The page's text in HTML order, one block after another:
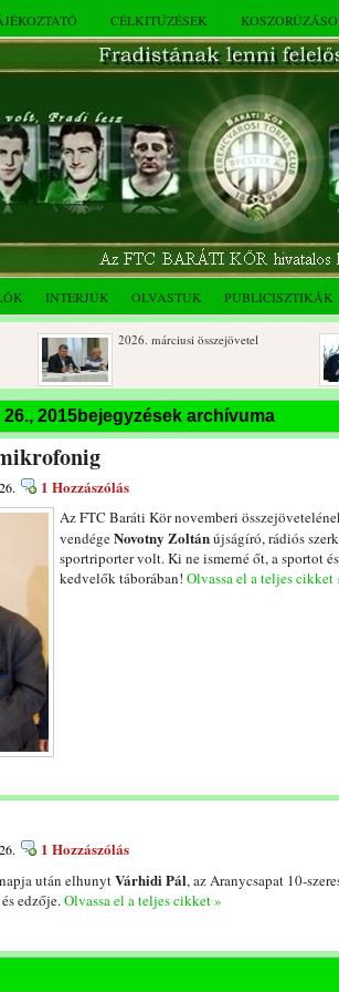
CÉLKITŰZÉSEK
INTERJÚK OLVASTUK PUBLICISZTIKÁK
2026. márciusi összejövetel
Rendkívüli közgyűlés és a 2025.
novemberi összejövetel
2015bejegyzések archívuma
1 Hozzászólás
Az FTC Baráti Kör novemberi
vendégeNovotny Zoltánújságíró, rádiós
sportriporter volt. Ki ne ismerné őt, a sportot
kedvelők táborában! Olvassa el a teljes cikket
1 Hozzászólás
után elhunytVárhidi Pál, az Aranycsapat 10-
edzője.Olvassa el a teljes cikket »